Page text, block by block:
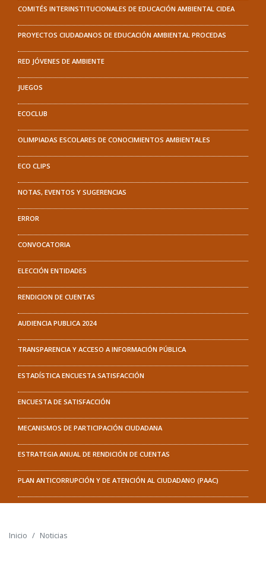
COMITÉS INTERINSTITUCIONALES DE EDUCACIÓN AMBIENTAL CIDEA
PROYECTOS CIUDADANOS DE EDUCACIÓN AMBIENTAL PROCEDAS
RED JÓVENES DE AMBIENTE
JUEGOS
ECOCLUB
OLIMPIADAS ESCOLARES DE CONOCIMIENTOS AMBIENTALES
ECO CLIPS
NOTAS, EVENTOS Y SUGERENCIAS
ERROR
CONVOCATORIA
ELECCIÓN ENTIDADES
RENDICION DE CUENTAS
AUDIENCIA PUBLICA 2024
TRANSPARENCIA Y ACCESO A INFORMACIÓN PÚBLICA
ESTADÍSTICA ENCUESTA SATISFACCIÓN
ENCUESTA DE SATISFACCIÓN
MECANISMOS DE PARTICIPACIÓN CIUDADANA
ESTRATEGIA ANUAL DE RENDICIÓN DE CUENTAS
PLAN ANTICORRUPCIÓN Y DE ATENCIÓN AL CIUDADANO (PAAC)
Inicio Noticias